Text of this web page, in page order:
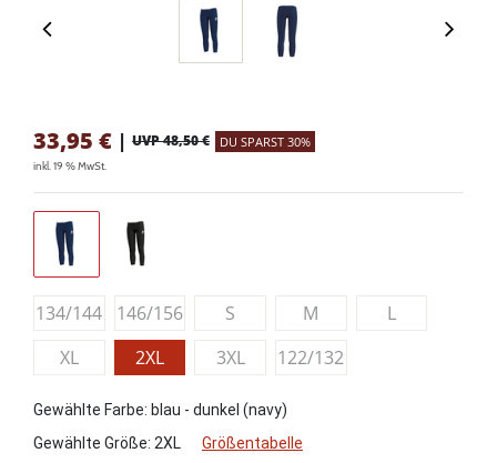
33,95 € | UVP 48,50 € DU SPARST 30%
inkl. 19 % MwSt.
134/144 146/156 S M
L
XL
2XL 3XL 122/132
Gewählte Farbe: blau - dunkel (navy)
Gewählte Größe: 2XL Größentabelle